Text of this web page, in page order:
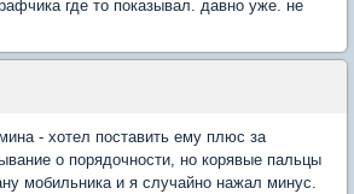
где то показывал. давно уже. не
- хотел поставить ему плюс за
о порядочности, но корявые пальцы
мобильника и я случайно нажал минус.